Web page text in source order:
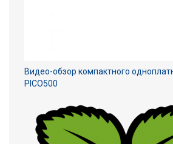
Видео-обзор компактного
PICO500